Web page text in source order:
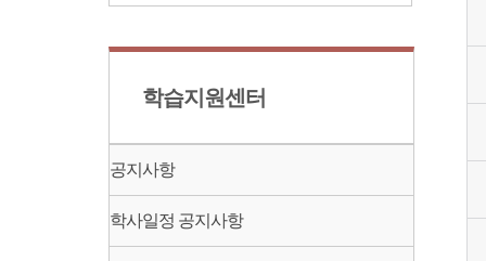
학습지원센터
공지사항
학사일정 공지사항